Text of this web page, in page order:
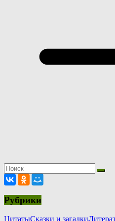
Рубрики
ЦитатыСказки и загадки